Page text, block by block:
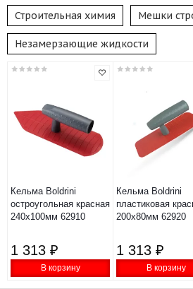
Строительная химия Мешки
Незамерзающие жидкости
Кельма Boldrini
остроугольная красная
240х100мм 62910
1 313 ₽
В корзину
Кельма Boldrini
пластиковая
200х80мм 62920
1 313 ₽
В корзину